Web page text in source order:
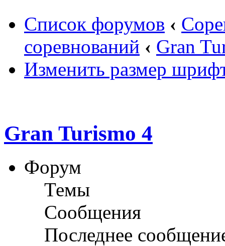
Список форумов ‹
соревнований ‹ Gran
Изменить размер
Gran Turismo 4
Форум
Темы
Сообщения
Последнее